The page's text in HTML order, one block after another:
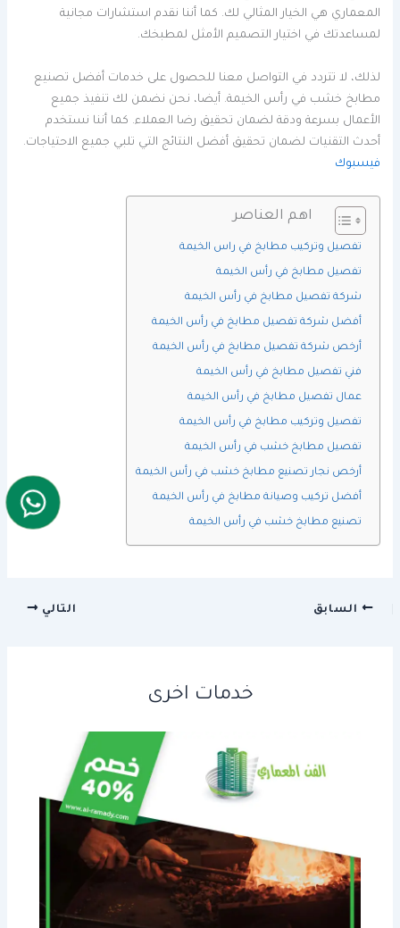
المعماري هي الخيار المثالي لك. كما أننا نقدم استشارات مجانية
لمساعدتك في اختيار التصميم الأمثل لمطبخك.
لذلك، لا تتردد في التواصل معنا للحصول على خدمات أفضل تصنيع
مطابخ خشب في رأس الخيمة. أيضا، نحن نضمن لك تنفيذ جميع
الأعمال بسرعة ودقة لضمان تحقيق رضا العملاء. كما أننا نستخدم
أحدث التقنيات لضمان تحقيق أفضل النتائج التي تلبي جميع الاحتياجات.
فيسبوك
اهم العناصر
تفصيل وتركيب مطابخ في راس الخيمة
تفصيل مطابخ في رأس الخيمة
شركة تفصيل مطابخ في رأس الخيمة
أفضل شركة تفصيل مطابخ في رأس الخيمة
أرخص شركة تفصيل مطابخ في رأس الخيمة
فني تفصيل مطابخ في رأس الخيمة
عمال تفصيل مطابخ في رأس الخيمة
تفصيل وتركيب مطابخ في رأس الخيمة
تفصيل مطابخ خشب في رأس الخيمة
أرخص نجار تصنيع مطابخ خشب في رأس الخيمة
أفضل تركيب وصيانة مطابخ في رأس الخيمة
تصنيع مطابخ خشب في رأس الخيمة
السابق التالي
خدمات اخرى